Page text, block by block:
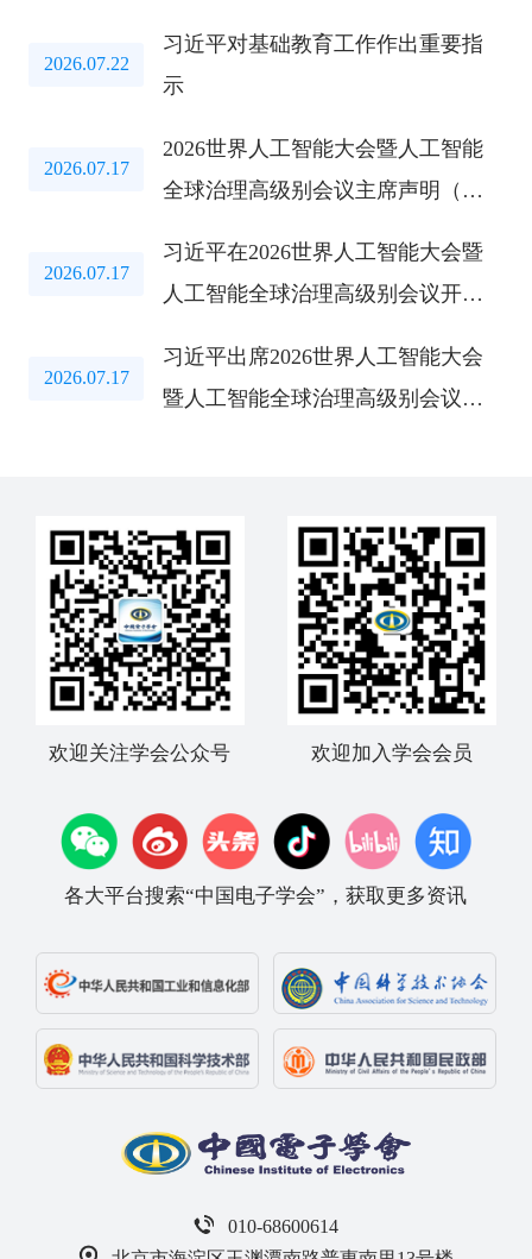
2026.07.22
习近平对基础教育工作作出重要指
示
2026.07.17
2026世界人工智能大会暨人工智能
全球治理高级别会议主席声明（全
2026.07.17
习近平在2026世界人工智能大会暨
人工智能全球治理高级别会议开幕
2026.07.17
习近平出席2026世界人工智能大会
暨人工智能全球治理高级别会议开
欢迎关注学会公众号 欢迎加入学会会员
各大平台搜索“中国电子学会”，获取更多资讯
010-68600614